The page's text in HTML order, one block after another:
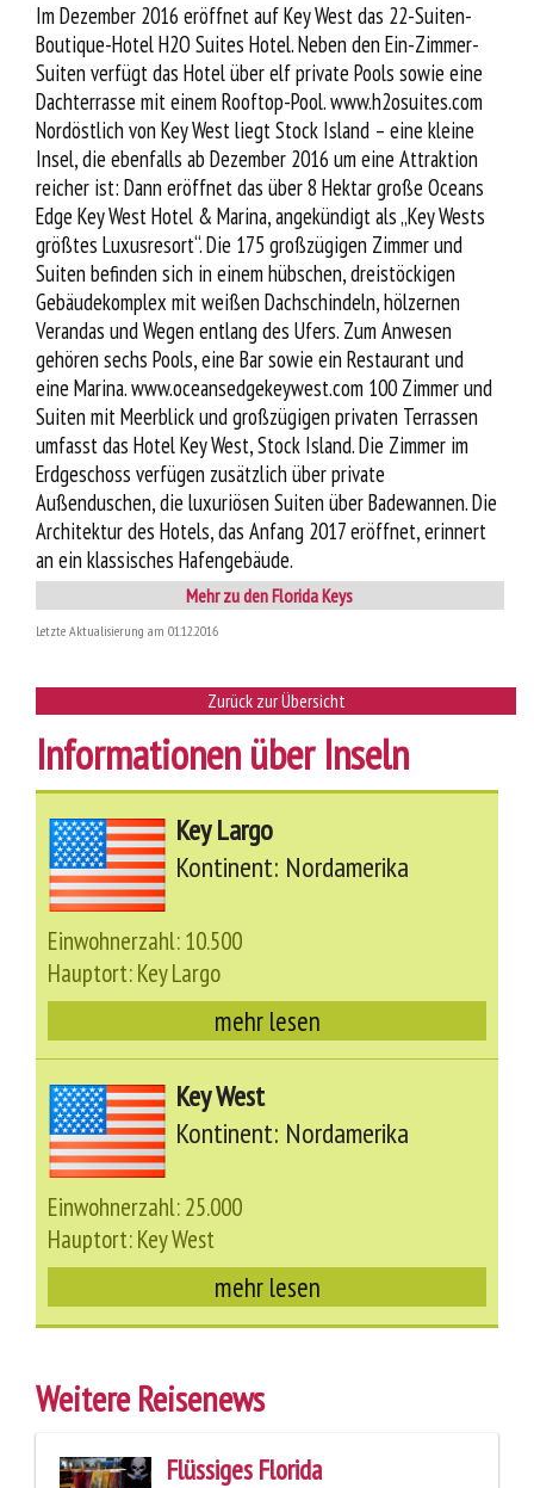
Im Dezember 2016 eröffnet auf Key West das 22-Suiten-
Boutique-Hotel H2O Suites Hotel. Neben den Ein-Zimmer-
Suiten verfügt das Hotel über elf private Pools sowie eine
Dachterrasse mit einem Rooftop-Pool. www.h2osuites.com
Nordöstlich von Key West liegt Stock Island – eine kleine
Insel, die ebenfalls ab Dezember 2016 um eine Attraktion
reicher ist: Dann eröffnet das über 8 Hektar große Oceans
Edge Key West Hotel & Marina, angekündigt als „Key Wests
größtes Luxusresort“. Die 175 großzügigen Zimmer und
Suiten befinden sich in einem hübschen, dreistöckigen
Gebäudekomplex mit weißen Dachschindeln, hölzernen
Verandas und Wegen entlang des Ufers. Zum Anwesen
gehören sechs Pools, eine Bar sowie ein Restaurant und
eine Marina. www.oceansedgekeywest.com 100 Zimmer und
Suiten mit Meerblick und großzügigen privaten Terrassen
umfasst das Hotel Key West, Stock Island. Die Zimmer im
Erdgeschoss verfügen zusätzlich über private
Außenduschen, die luxuriösen Suiten über Badewannen. Die
Architektur des Hotels, das Anfang 2017 eröffnet, erinnert
an ein klassisches Hafengebäude.
Mehr zu den Florida Keys
Letzte Aktualisierung am 01.12.2016
Zurück zur Übersicht
Informationen über Inseln
Key Largo
Kontinent: Nordamerika
Einwohnerzahl: 10.500
Hauptort: Key Largo
mehr lesen
Key West
Kontinent: Nordamerika
Einwohnerzahl: 25.000
Hauptort: Key West
mehr lesen
Weitere Reisenews
Flüssiges Florida